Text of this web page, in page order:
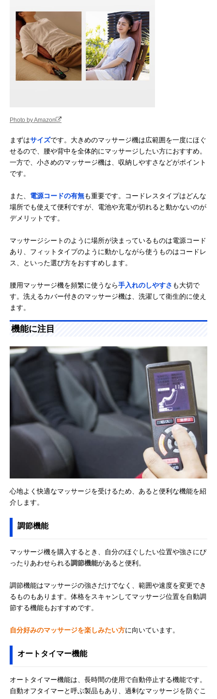
Photo by Amazon
まずはサイズです。大きめのマッサージ機は広範囲を一度にほぐ
せるので、腰や背中を全体的にマッサージしたい方におすすめ。
一方で、小さめのマッサージ機は、収納しやすさなどがポイント
です。
また、 電源コードの有無も重要です。コードレスタイプはどんな
場所でも使えて便利ですが、電池や充電が切れると動かないのが
デメリットです。
マッサージシートのように場所が決まっているものは電源コード
あり、フィットタイプのように動かしながら使うものはコードレ
ス、といった選び方をおすすめします。
腰用マッサージ機を頻繁に使うなら手入れのしやすさ も大切で
す。洗えるカバー付きのマッサージ機は、洗濯して衛生的に使え
ます。
機能に注目
心地よく快適なマッサージを受けるため、あると便利な機能を紹
介します。
調節機能
マッサージ機を購入するとき、自分のほぐしたい位置や強さにぴ
ったりあわせられる調節機能があると便利。
調節機能はマッサージの強さだけでなく、範囲や速度を変更でき
るものもあります。体格をスキャンしてマッサージ位置を自動調
節する機能もおすすめです。
自分好みのマッサージを楽しみたい方に向いています。
オートタイマー機能
オートタイマー機能は、長時間の使用で自動停止する機能です。
自動オフタイマーと呼ぶ製品もあり、過剰なマッサージを防ぐこ